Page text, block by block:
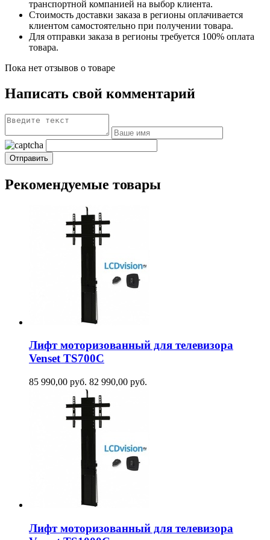
транспортной компанией на выбор клиента.
Стоимость доставки заказа в регионы оплачивается
клиентом самостоятельно при получении товара.
Для отправки заказа в регионы требуется 100% оплата
товара.
Пока нет отзывов о товаре
Написать свой комментарий
Рекомендуемые товары
Лифт моторизованный для телевизора
Venset TS700С
85 990,00 руб. 82 990,00 руб.
Лифт моторизованный для телевизора